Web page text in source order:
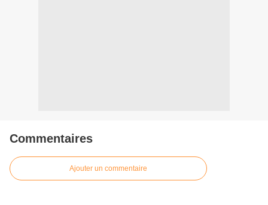
Commentaires
Ajouter un commentaire